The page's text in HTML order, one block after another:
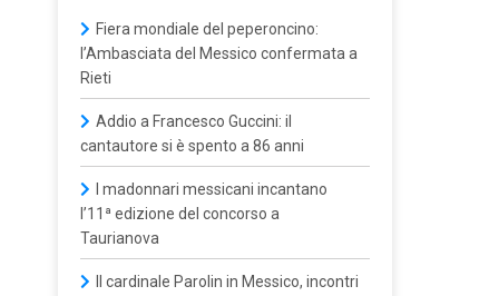
Fiera mondiale del peperoncino:
l’Ambasciata del Messico confermata a
Rieti
Addio a Francesco Guccini: il
cantautore si è spento a 86 anni
I madonnari messicani incantano
l’11ª edizione del concorso a
Taurianova
Il cardinale Parolin in Messico, incontri